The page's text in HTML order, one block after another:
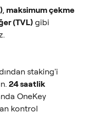
, maksimum çekme
(TVL) gibi
staking'i
24 saatlik
OneKey
kontrol